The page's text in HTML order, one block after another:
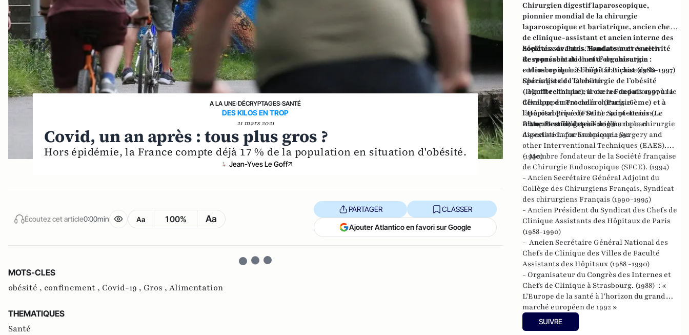
A LA UNE›DÉCRYPTAGES›SANTÉ
DES KILOS EN TROP
21 mars 2021
Covid, un an après : tous plus gros ?
Hors épidémie, la France compte déjà 17 % de la population en situation d'obésité.
Jean-Yves Le Goff
Écoutez cet article0:00min Aa 100% Aa
PARTAGER CLASSER
Ajouter Atlantico en favori sur Google
MOTS-CLES
obésité , confinement , Covid-19 , Gros , Alimentation
THEMATIQUES
Santé
Chirurgien digestif laparoscopique,
pionnier mondial de la chirurgie
laparoscopique et bariatrique, ancien chef
de clinique-assistant et ancien interne des
hôpitaux de Paris.Fondateur et Ancien
Responsable de l’unité de chirurgie
cœlioscopique à l’hôpital Bichat (1988-1997)
Spécialiste de la chirurgie de l’obésité
(legofftechnique), il exerce depuis 1997 à la
Clinique du Trocadéro (Paris 16ème) et à
l’Hôpital Privé de Seine Saint-Denis (Le
Blanc Mesnil) depuis 2009.
Sociétés savantes/Mandats/autres activité
de représentation et d’organisation :
- Membre de la Société française de la
Chirurgie de l’Obésité
- Membre fondateur de la Fondation pour le
développement de la chirurgie
laparoscopique (FDCL) : 40 pionniers
français et belges à l’origine de la chirurgie
digestive Laparoscopique.1992
- Membre fondateur de l’European
Association for Endoscopic Surgery and
other Interventional Techniques (EAES).
(1990)
- Membre fondateur de la Société française
de Chirurgie Endoscopique (SFCE). (1994)
- Ancien Secrétaire Général Adjoint du
Collège des Chirurgiens Français, Syndicat
des chirurgiens Français (1990-1995)
- Ancien Président du Syndicat des Chefs de
Clinique Assistants des Hôpitaux de Paris
(1988-1990)
- Ancien Secrétaire Général National des
Chefs de Clinique des Villes de Faculté
Assistants des Hôpitaux (1988 -1990)
- Organisateur du Congrès des Internes et
Chefs de Clinique à Strasbourg. (1988) : «
L’Europe de la santé à l’horizon du grand
marché européen de 1992 »
SUIVRE